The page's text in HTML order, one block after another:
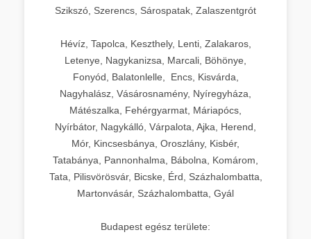
Szikszó, Szerencs, Sárospatak, Zalaszentgrót
Hévíz, Tapolca, Keszthely, Lenti, Zalakaros,
Letenye, Nagykanizsa, Marcali, Böhönye,
Fonyód, Balatonlelle, Encs, Kisvárda,
Nagyhalász, Vásárosnamény, Nyíregyháza,
Mátészalka, Fehérgyarmat, Máriapócs,
Nyírbátor, Nagykálló, Várpalota, Ajka, Herend,
Mór, Kincsesbánya, Oroszlány, Kisbér,
Tatabánya, Pannonhalma, Bábolna, Komárom,
Tata, Pilisvörösvár, Bicske, Érd, Százhalombatta,
Martonvásár, Százhalombatta, Gyál
Budapest egész területe: